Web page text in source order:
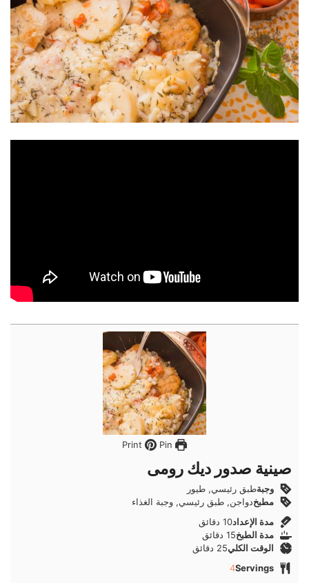
Pin
صينية صدور ديك رومى
وجبةطبق رئيسي, طيور
مطبخدواجن, طبق رئيسي, وجبة الغذاء
مدة الإعداد10دقائق
دقائق
مدة الطبخ15دقائق
دقائق
الوقت الكلي25 دقائق
دقائق
Servings
4